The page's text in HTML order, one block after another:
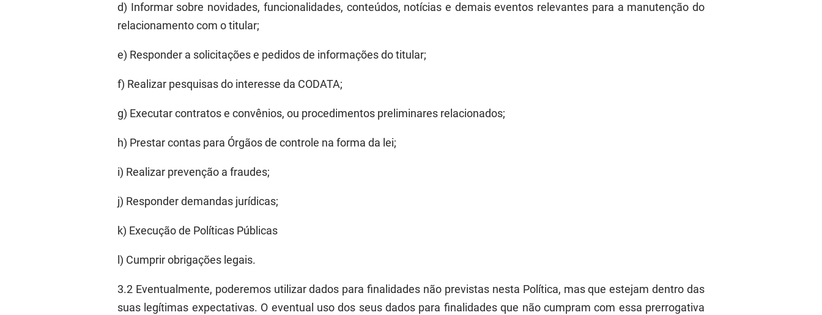
d) Informar sobre novidades, funcionalidades, conteúdos, notícias e demais eventos relevantes para a manutenção do
relacionamento com otitular;
e) Responder a solicitações e pedidos de informações dotitular;
f) Realizar pesquisas do interesse da CODATA;
g) Executarcontratos e convênios, ou procedimentos preliminares relacionados;
h) Prestar contas para Órgãos de controle na forma da lei;
i) Realizar prevenção a fraudes;
j) Responder demandas jurídicas;
k) Execução de Políticas Públicas
) Cumprir obrigações legais.
3.2 Eventualmente, poderemos utilizar dados para finalidades não previstas nesta Política, mas que estejam dentro das
suas legítimas expectativas. O eventual uso dos seus dados para finalidades que não cumpram com essa prerrogativa